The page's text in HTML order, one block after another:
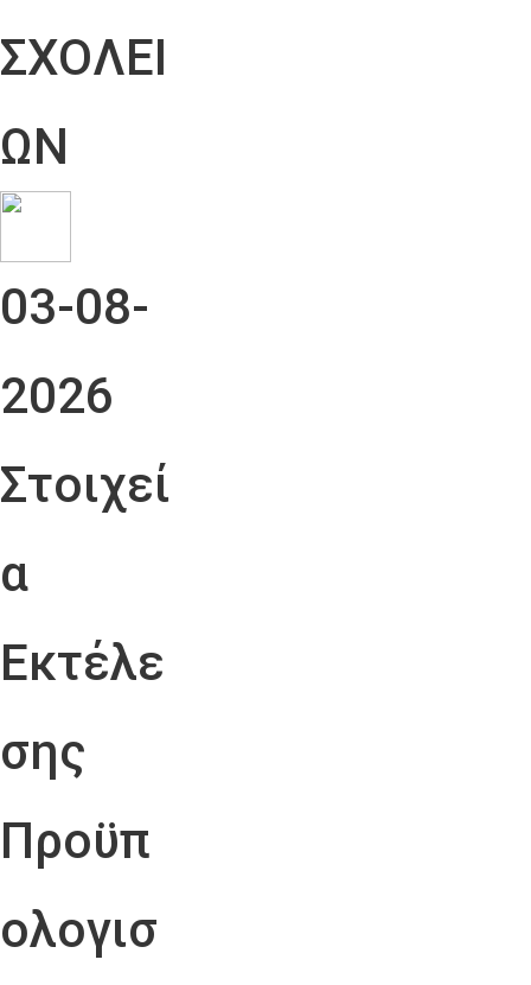
ΣΧΟΛΕΙ
ΩΝ
03-08-
2026
Στοιχεί
α
Εκτέλε
σης
Προϋπ
ολογισ